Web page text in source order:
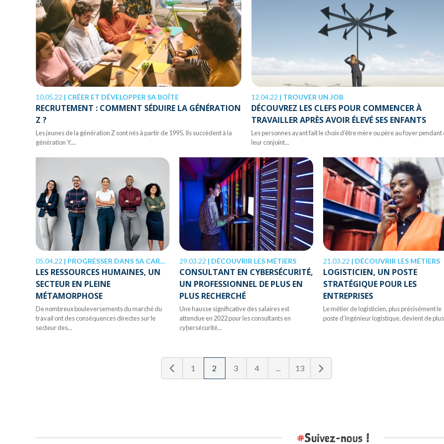
10.05.22 | CRÉER ET DÉVELOPPER SA BOÎTE
RECRUTEMENT : COMMENT SÉDUIRE LA GÉNÉRATION
Z ?
Les jeunes de la génération Z sont nés à partir de 1995. Ils succèdent à la
génération Y....
12.04.22 | TROUVER UN JOB
DÉCOUVREZ LES CLEFS POUR COMMENCER À
TRAVAILLER APRÈS AVOIR ÉLEVÉ SES ENFANTS
Les personnes ayant fait le choix d’être mère ou père au foyer pendant
leur conjoint...
05.04.22 | PROGRESSER DANS SA CARRIÈRE
LES RESSOURCES HUMAINES, UN
SECTEUR EN PLEINE
MÉTAMORPHOSE
De nombreux bouleversements du marché du
travail ont des conséquences directes sur le
secteur des...
29.03.22 | DÉCOUVRIR LES MÉTIERS
CONSULTANT EN CYBERSÉCURITÉ,
UN PROFESSIONNEL DE PLUS EN
PLUS RECHERCHÉ
Une hausse significative des salaires est
attendue en 2022 pour les consultants en
cybersécurité...
21.03.22 | DÉCOUVRIR LES MÉTIERS
LOGISTICIEN, UN POSTE
STRATÉGIQUE POUR LES
ENTREPRISES
Le métier de logisticien, plus précisément le
poste d’ingénieur logistique, devient de
1 2 3 4 ... 13
#Suivez-nous !